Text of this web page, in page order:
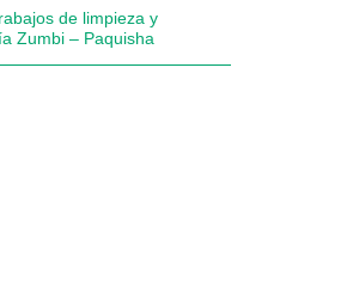
de limpieza y
Zumbi – Paquisha